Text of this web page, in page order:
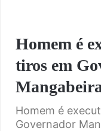
Homem é
tiros em
Homem é
Governador